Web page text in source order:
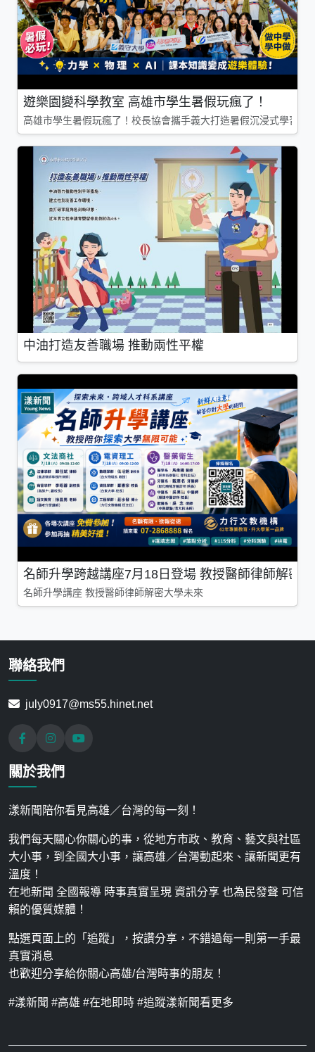
遊樂園變科學教室 高雄市學生暑假玩瘋了！
高雄市學生暑假玩瘋了！校長協會攜手義大打造暑假沉浸式學習基
中油打造友善職場 推動兩性平權
名師升學跨越講座7月18日登場 教授醫師律師解密
名師升學講座 教授醫師律師解密大學未來
聯絡我們
july0917@ms55.hinet.net
關於我們
漾新聞陪你看見高雄／台灣的每一刻！
我們每天關心你關心的事，從地方市政、教育、藝文與社區
大小事，到全國大小事，讓高雄／台灣動起來、讓新聞更有
溫度！
在地新聞 全國報導 時事真實呈現 資訊分享 也為民發聲 可信
賴的優質媒體！
點選頁面上的「追蹤」，按讚分享，不錯過每一則第一手最
真實消息
也歡迎分享給你關心高雄/台灣時事的朋友！
#漾新聞 #高雄 #在地即時 #追蹤漾新聞看更多